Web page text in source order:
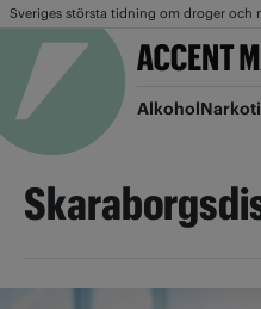
Sveriges största tidning om droger och
Alkohol